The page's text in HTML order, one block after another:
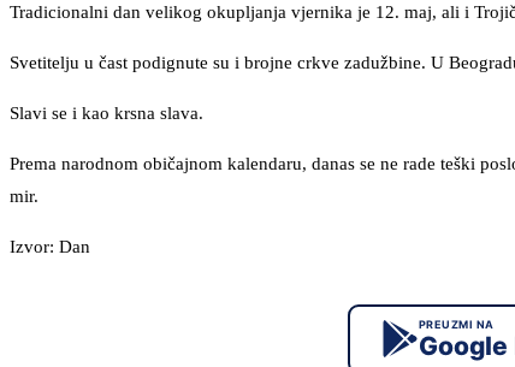
Tradicionalni dan velikog okupljanja vjernika je 12. maj, ali i
Svetitelju u čast podignute su i brojne crkve zadužbine. U
Slavi se i kao krsna slava.
Prema narodnom običajnom kalendaru, danas se ne rade teški
mir.
Izvor: Dan
PREUZMI NA
Google